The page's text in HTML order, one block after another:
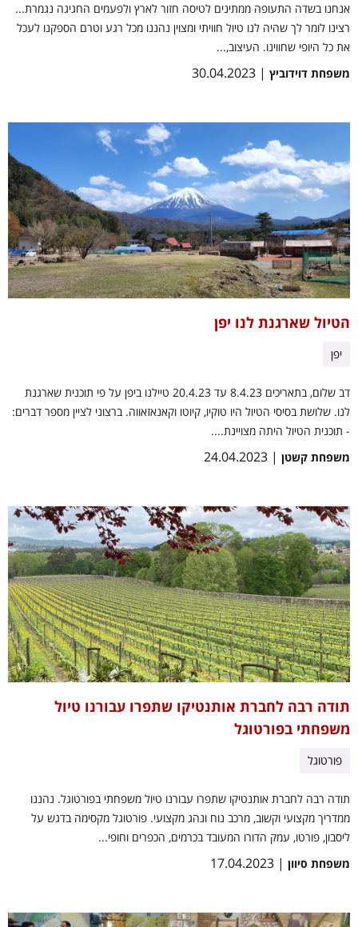
אנחנו בשדה התעופה ממתינים לטיסה חזור לארץ ולפעמים החגיגה נגמרת...
רצינו לומר לך שהיה לנו טיול חוויתי ומצוין נהננו מכל רגע וטרם הספקנו לעכל
את כל היופי שחווינו. העיצוב,...
משפחת דוידוביץ | 30.04.2023
הטיול שארגנת לנו יפן
יפן
דב שלום, בתאריכים 8.4.23 עד 20.4.23 טיילנו ביפן על פי תוכנית שארגנת
לנו. שלושת בסיסי הטיול היו טוקיו, קיוטו וקאנאזאווה. ברצוני לציין מספר דברים:
- תוכנית הטיול היתה מצויינת....
משפחת קשטן | 24.04.2023
תודה רבה לחברת אותנטיקו שתפרו עבורנו טיול
משפחתי בפורטוגל
פורטוגל
תודה רבה לחברת אותנטיקו שתפרו עבורנו טיול משפחתי בפורטוגל. נהננו
ממדריך מקצועי וקשוב, מרכב נוח ונהג מקצועי. פורטוגל מקסימה בדגש על
ליסבון, פורטו, עמק הדורו המעובד בכרמים, הכפרים וחופי...
משפחת סיוון | 17.04.2023